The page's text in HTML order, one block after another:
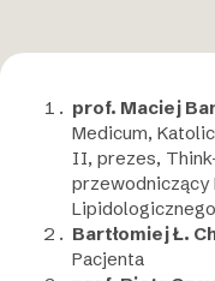
prof. Maciej
Medicum,
II, prezes,
Lipidologicznego
Bartłomiej Ł.
Pacjenta